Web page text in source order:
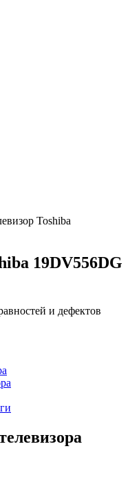
Toshiba
19DV556DG
и дефектов